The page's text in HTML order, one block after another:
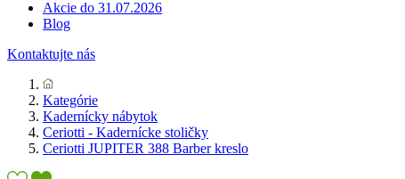
Akcie do 31.07.2026
Blog
Kontaktujte nás
Kategórie
Kadernícky nábytok
Ceriotti - Kadernícke stoličky
Ceriotti JUPITER 388 Barber kreslo